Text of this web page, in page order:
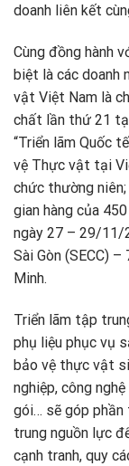
doanh liên kết
Cùng đồng hành
biệt là các doanh
vật Việt Nam là
chất lần thứ 21
“Triển lãm Quốc
vệ Thực vật tại
chức thường
gian hàng của
ngày 27 – 29/11/
Sài Gòn (SECC) –
Minh.
Triển lãm tập
phụ liệu phục vụ
bảo vệ thực vật
nghiệp, công
gói… sẽ góp phần
trung nguồn lực
cạnh tranh, quy